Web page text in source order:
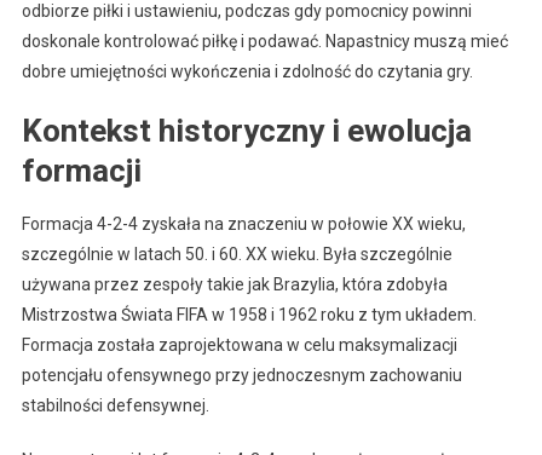
odbiorze piłki i ustawieniu, podczas gdy pomocnicy powinni
doskonale kontrolować piłkę i podawać. Napastnicy muszą mieć
dobre umiejętności wykończenia i zdolność do czytania gry.
Kontekst historyczny i ewolucja
formacji
Formacja 4-2-4 zyskała na znaczeniu w połowie XX wieku,
szczególnie w latach 50. i 60. XX wieku. Była szczególnie
używana przez zespoły takie jak Brazylia, która zdobyła
Mistrzostwa Świata FIFA w 1958 i 1962 roku z tym układem.
Formacja została zaprojektowana w celu maksymalizacji
potencjału ofensywnego przy jednoczesnym zachowaniu
stabilności defensywnej.